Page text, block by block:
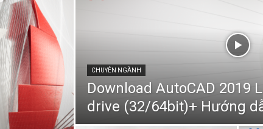
CHUYÊN NGÀNH
Download AutoCAD 2019
drive (32/64bit)+ Hướng